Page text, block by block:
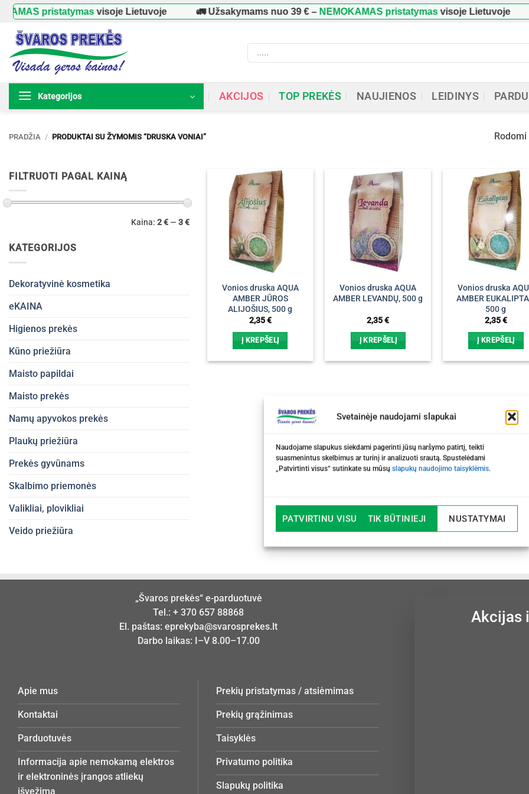
Svetainėje naudojami slapukai
Naudojame slapukus siekdami pagerinti jūsų naršymo patirtį, teikti
suasmenintus skelbimus ar turinį ir analizuoti srautą. Spustelėdami
„Patvirtinti visus“ sutinkate su mūsų slapukų naudojimo taisyklėmis.
PATVIRTINU VISUS TIK BŪTINIEJI NUSTATYMAI
Skip
content
pristatymasvisoje Lietuvoje 🚛 Užsakymams nuo39 €–NEMOKAMAS pristatymasvisoje Lietuvoje
Products
search
Kategorijos AKCIJOS TOP PREKĖS NAUJIENOS LEIDINYS
PRADŽIA / PRODUKTAI SU ŽYMOMIS “DRUSKA VONIAI”
FILTRUOTI PAGAL KAINĄ
Kaina: 2 €—3 €
KATEGORIJOS
Dekoratyvinė kosmetika
eKAINA
Higienos prekės
Kūno priežiūra
Maisto papildai
Maisto prekės
Namų apyvokos prekės
Plaukų priežiūra
Prekės gyvūnams
Skalbimo priemonės
Valikliai, plovikliai
Veido priežiūra
Vonios druska AQUA
AMBER JŪROS
ALIJOŠIUS, 500 g
2,35€
Į KREPŠELĮ
Vonios druska AQUA
AMBER LEVANDŲ, 500 g
2,35€
Į KREPŠELĮ
Vonios druska
AMBER
500 g
2,35€
Į KREPŠELĮ
„Švaros prekės“ e-parduotuvė
Tel.: + 370 657 88868
El. paštas: eprekyba@svarosprekes.lt
Darbo laikas: I–V 8.00–17.00
Apie mus
Kontaktai
Parduotuvės
Informacija apie nemokamą elektros
ir elektroninės įrangos atliekų
išvežimą
Prekių pristatymas / atsiėmimas
Prekių grąžinimas
Taisyklės
Privatumo politika
Slapukų politika
Akcijas